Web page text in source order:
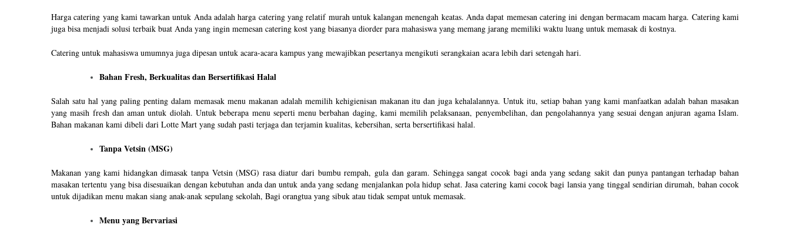
Harga catering yang kami tawarkan untuk Anda adalah harga catering yang relatif murah untuk kalangan menengah keatas. Anda dapat memesan catering ini dengan bermacam macam harga. Catering kami
juga bisa menjadi solusi terbaik buat Anda yang ingin memesan catering kost yang biasanya diorder para mahasiswa yang memang jarang memiliki waktu luang untuk memasak di kostnya.
Catering untuk mahasiswa umumnya juga dipesan untuk acara-acara kampus yang mewajibkan pesertanya mengikuti serangkaian acara lebih dari setengah hari.
Bahan Fresh, Berkualitas dan Bersertifikasi Halal
Salah satu hal yang paling penting dalam memasak menu makanan adalah memilih kehigienisan makanan itu dan juga kehalalannya. Untuk itu, setiap bahan yang kami manfaatkan adalah bahan masakan
yang masih fresh dan aman untuk diolah. Untuk beberapa menu seperti menu berbahan daging, kami memilih pelaksanaan, penyembelihan, dan pengolahannya yang sesuai dengan anjuran agama Islam.
Bahan makanan kami dibeli dari Lotte Mart yang sudah pasti terjaga dan terjamin kualitas, kebersihan, serta bersertifikasi halal.
Tanpa Vetsin (MSG)
Makanan yang kami hidangkan dimasak tanpa Vetsin (MSG) rasa diatur dari bumbu rempah, gula dan garam. Sehingga sangat cocok bagi anda yang sedang sakit dan punya pantangan terhadap bahan
masakan tertentu yang bisa disesuaikan dengan kebutuhan anda dan untuk anda yang sedang menjalankan pola hidup sehat. Jasa catering kami cocok bagi lansia yang tinggal sendirian dirumah, bahan cocok
untuk dijadikan menu makan siang anak-anak sepulang sekolah, Bagi orangtua yang sibuk atau tidak sempat untuk memasak.
Menu yang Bervariasi